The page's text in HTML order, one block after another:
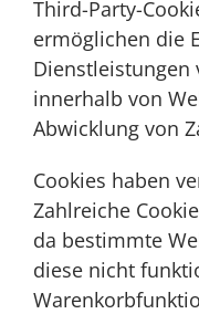
Third-Party-
ermöglichen die
innerhalb von
Abwicklung von
Cookies haben
Zahlreiche
da bestimmte
diese nicht